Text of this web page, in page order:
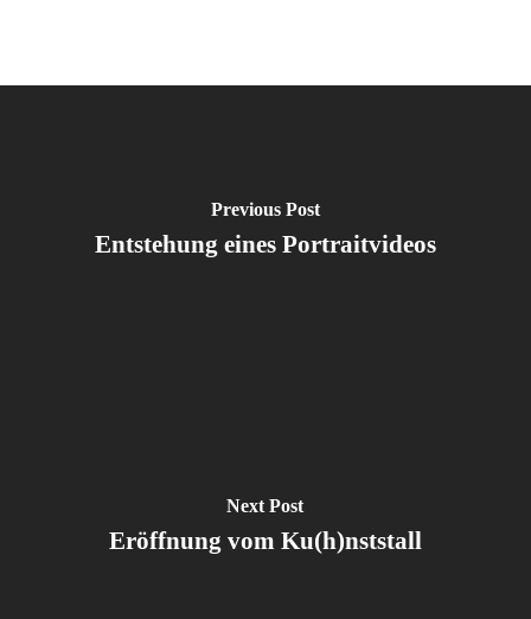
Previous Post
Entstehung eines Portraitvideos
Next Post
Eröffnung vom Ku(h)nststall